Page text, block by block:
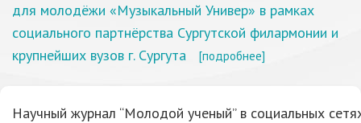
для молодёжи «Музыкальный Универ» в рамках
социального партнёрства Сургутской филармонии и
крупнейших вузов г. Сургута
[подробнее]
Научный журнал “Молодой ученый” в социальных